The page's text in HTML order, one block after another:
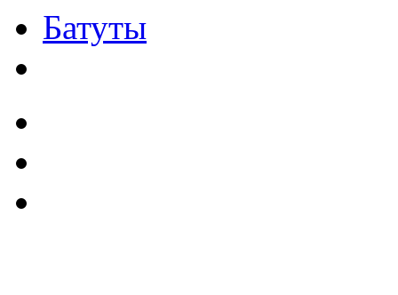
Батуты